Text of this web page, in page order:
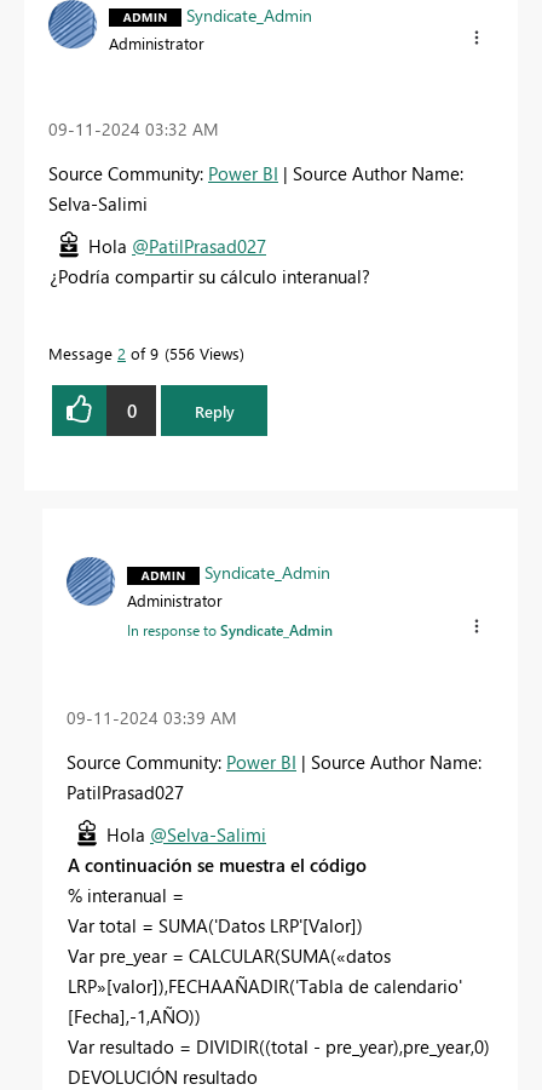
Syndicate_Admin
Administrator
‎09-11-2024 03:32 AM
Source Community: Power BI | Source Author Name:
Selva-Salimi
Hola @PatilPrasad027
¿Podría compartir su cálculo interanual?
Message 2 of 9 556 Views
0 Reply
Syndicate_Admin
Administrator
In response toSyndicate_Admin
‎09-11-2024 03:39 AM
Source Community: Power BI | Source Author Name:
PatilPrasad027
Hola @Selva-Salimi
A continuación se muestra el código
% interanual =
Vartotal = SUMA('Datos LRP'[Valor])
Varpre_year = CALCULAR(SUMA(«datos
LRP»[valor]),FECHAAÑADIR('Tabla de calendario'
[Fecha],-1,AÑO))
Varresultado = DIVIDIR((total - pre_year),pre_year,0)
DEVOLUCIÓN resultado